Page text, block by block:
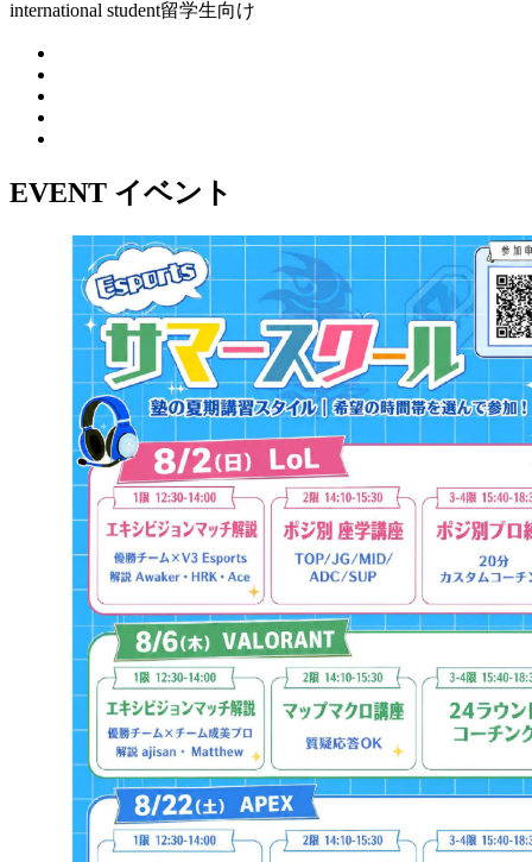
international student留学生向け
EVENT イベント